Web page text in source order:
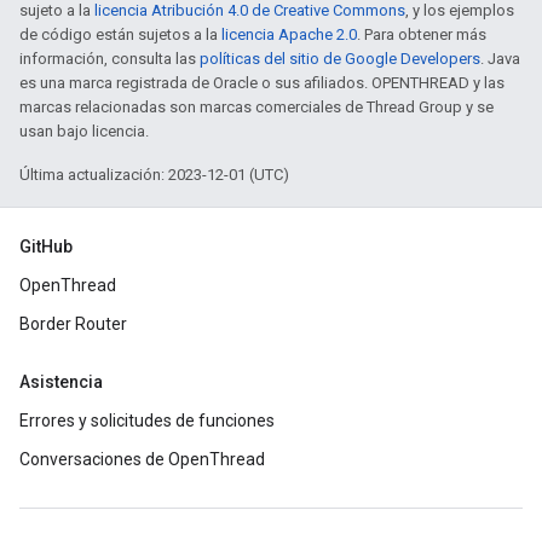
sujeto a la licencia Atribución 4.0 de Creative Commons, y los ejemplos
de código están sujetos a la licencia Apache 2.0. Para obtener más
información, consulta las políticas del sitio de Google Developers. Java
es una marca registrada de Oracle o sus afiliados. OPENTHREAD y las
marcas relacionadas son marcas comerciales de Thread Group y se
usan bajo licencia.
Última actualización: 2023-12-01 (UTC)
GitHub
OpenThread
Border Router
Asistencia
Errores y solicitudes de funciones
Conversaciones de OpenThread